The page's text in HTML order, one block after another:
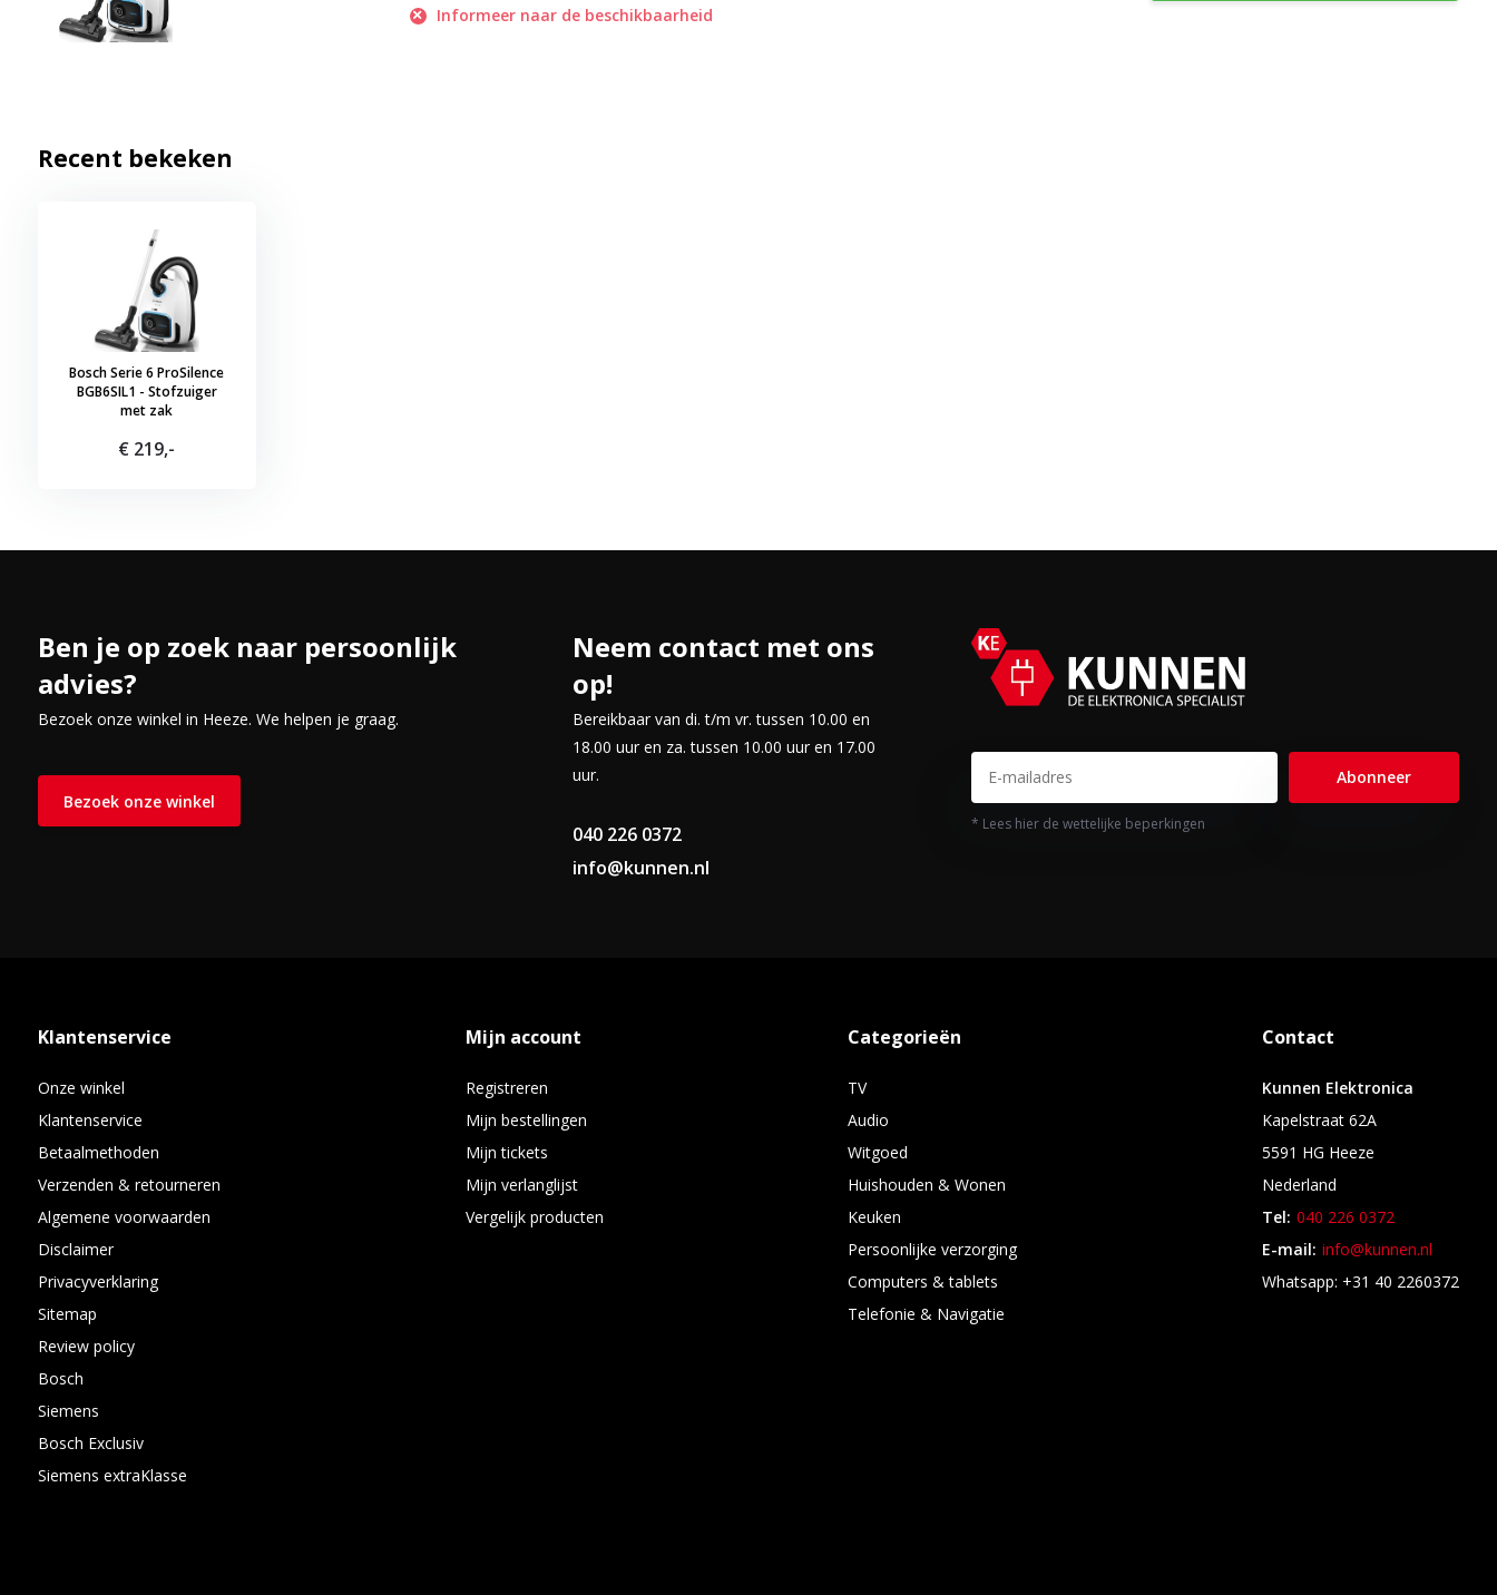
Informeer naar de beschikbaarheid
Recent bekeken
Bosch Serie 6 ProSilence
BGB6SIL1 - Stofzuiger
met zak
€ 219,-
Ben je op zoek naar persoonlijk
advies?
Bezoek onze winkel in Heeze. We helpen je graag.
Bezoek onze winkel
Neem contact met ons
op!
Bereikbaar van di. t/m vr. tussen 10.00 en
18.00 uur en za. tussen 10.00 uur en 17.00
uur.
040 226 0372
info@kunnen.nl
Abonneer
* Lees hier de wettelijke beperkingen
Klantenservice
Onze winkel
Klantenservice
Betaalmethoden
Verzenden & retourneren
Algemene voorwaarden
Disclaimer
Privacyverklaring
Sitemap
Review policy
Bosch
Siemens
Bosch Exclusiv
Siemens extraKlasse
Mijn account
Registreren
Mijn bestellingen
Mijn tickets
Mijn verlanglijst
Vergelijk producten
Categorieën
TV
Audio
Witgoed
Huishouden & Wonen
Keuken
Persoonlijke verzorging
Computers & tablets
Telefonie & Navigatie
Contact
Kunnen Elektronica
Kapelstraat 62A
5591 HG Heeze
Nederland
Tel: 040 226 0372
E-mail: info@kunnen.nl
Whatsapp: +31 40 2260372